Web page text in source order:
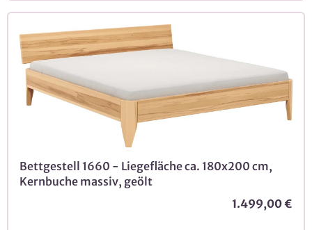
Bettgestell 1660 - Liegefläche ca. 180x200 cm,
Kernbuche massiv, geölt
1.499,00 €